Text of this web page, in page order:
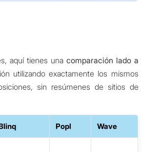
aquí tienes una comparación lado a
utilizando exactamente los mismos
sin resúmenes de sitios de
Popl Wave